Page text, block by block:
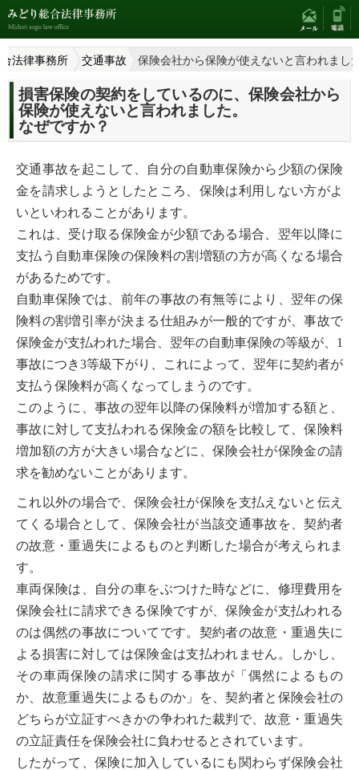
法律事務所 交通事故 保険会社から保険が使えないと言われまし
損害保険の契約をしているのに、保険会社から
保険が使えないと言われました。
なぜですか？
交通事故を起こして、自分の自動車保険から少額の保険
金を請求しようとしたところ、保険は利用しない方がよ
いといわれることがあります。
これは、受け取る保険金が少額である場合、翌年以降に
支払う自動車保険の保険料の割増額の方が高くなる場合
があるためです。
自動車保険では、前年の事故の有無等により、翌年の保
険料の割増引率が決まる仕組みが一般的ですが、事故で
保険金が支払われた場合、翌年の自動車保険の等級が、1
事故につき3等級下がり、これによって、翌年に契約者が
支払う保険料が高くなってしまうのです。
このように、事故の翌年以降の保険料が増加する額と、
事故に対して支払われる保険金の額を比較して、保険料
増加額の方が大きい場合などに、保険会社が保険金の請
求を勧めないことがあります。
これ以外の場合で、保険会社が保険を支払えないと伝え
てくる場合として、保険会社が当該交通事故を、契約者
の故意・重過失によるものと判断した場合が考えられま
す。
車両保険は、自分の車をぶつけた時などに、修理費用を
保険会社に請求できる保険ですが、保険金が支払われる
のは偶然の事故についてです。契約者の故意・重過失に
よる損害に対しては保険金は支払われません。しかし、
その車両保険の請求に関する事故が「偶然によるもの
か、故意重過失によるものか」を、契約者と保険会社の
どちらが立証すべきかの争われた裁判で、故意・重過失
の立証責任を保険会社に負わせるとされています。
したがって、保険に加入しているにも関わらず保険会社